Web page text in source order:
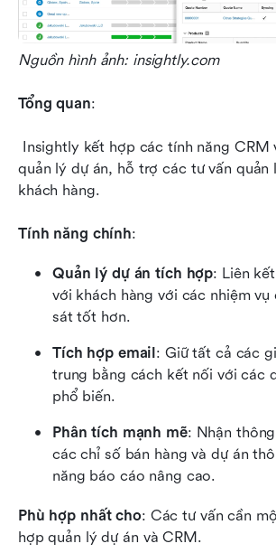
Nguồn hình ảnh: insightly.com
Tổng quan:
quản lý dự án, hỗ trợ các tư vấn quản
khách hàng.
Tính năng chính:
Quản lý dự án tích hợp: Liên
với khách hàng với các nhiệm vụ
sát tốt hơn.
Tích hợp email: Giữ tất cả các
trung bằng cách kết nối với các
phổ biến.
Phân tích mạnh mẽ: Nhận
các chỉ số bán hàng và dự án
năng báo cáo nâng cao.
Phù hợp nhất cho: Các tư vấn cần
hợp quản lý dự án và CRM.